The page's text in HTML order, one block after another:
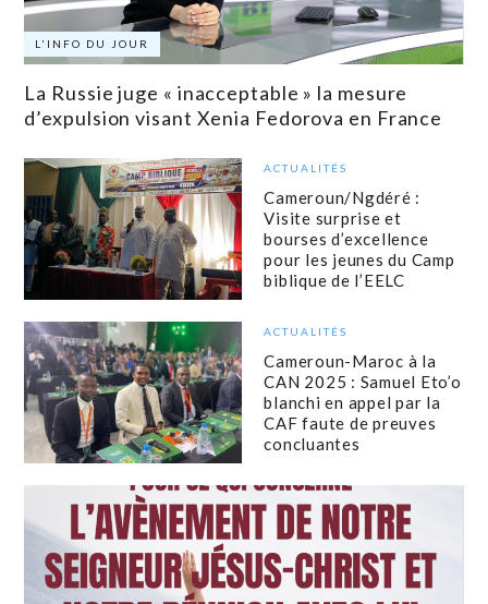
L'INFO DU JOUR
La Russie juge « inacceptable » la mesure
d’expulsion visant Xenia Fedorova en France
ACTUALITÉS
Cameroun/Ngdéré :
Visite surprise et
bourses d’excellence
pour les jeunes du Camp
biblique de l’EELC
ACTUALITÉS
Cameroun-Maroc à la
CAN 2025 : Samuel Eto’o
blanchi en appel par la
CAF faute de preuves
concluantes